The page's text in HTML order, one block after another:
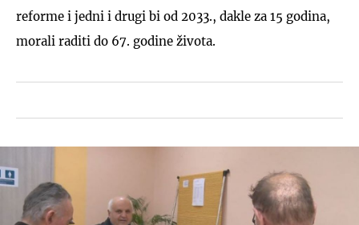
reforme i jedni i drugi bi od 2033., dakle za 15 godina,
morali raditi do 67. godine života.